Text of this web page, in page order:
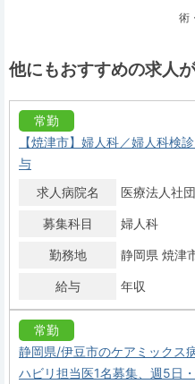
術
他にもおすすめの求人
常勤
【焼津市】婦人科／婦人科検
与
求人病院名
医療法人社
募集科目 婦人科
勤務地 静岡県 焼津
給与 年収
常勤
静岡県/伊豆市のケアミックス
ハビリ担当医1名募集、週5日